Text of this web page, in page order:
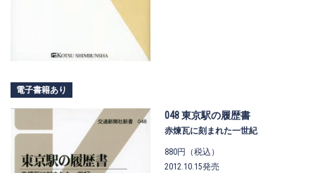
電子書籍あり
048 東京駅の履歴書
赤煉瓦に刻まれた一世紀
880円（税込）
2012.10.15発売